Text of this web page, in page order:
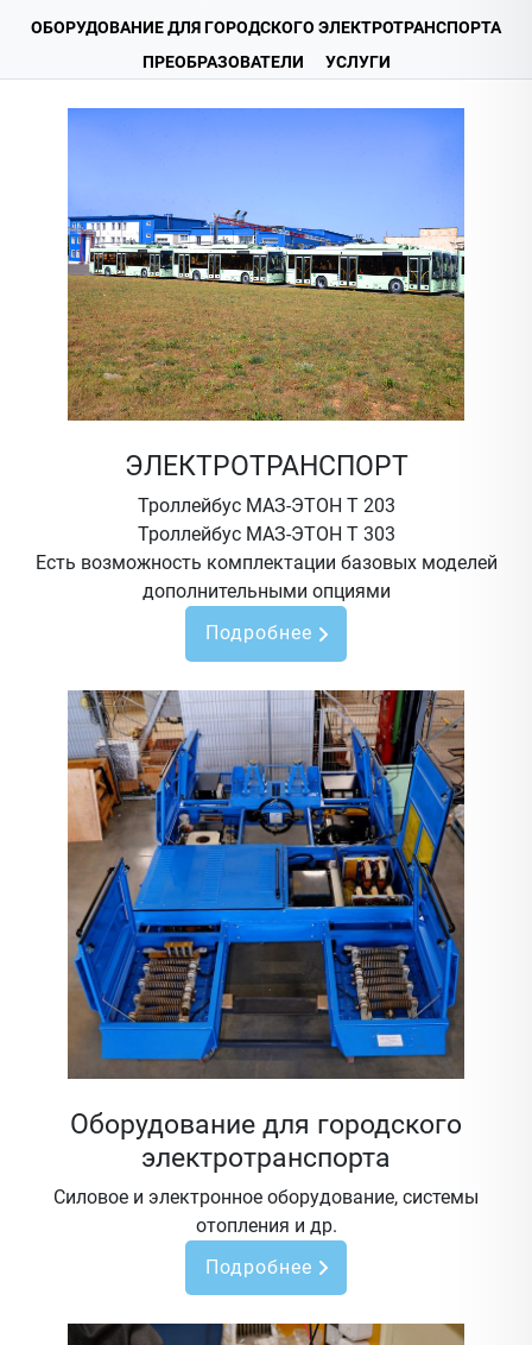
ОБОРУДОВАНИЕ ДЛЯ ГОРОДСКОГО ЭЛЕКТРОТРАНСПОРТА
ПРЕОБРАЗОВАТЕЛИ
УСЛУГИ
ЭЛЕКТРОТРАНСПОРТ
Троллейбус МАЗ-ЭТОН Т 203
Троллейбус МАЗ-ЭТОН Т 303
Есть возможность комплектации базовых моделей
дополнительными опциями
Подробнее
Оборудование для городского
электротранспорта
Силовое и электронное оборудование, системы
отопления и др.
Подробнее